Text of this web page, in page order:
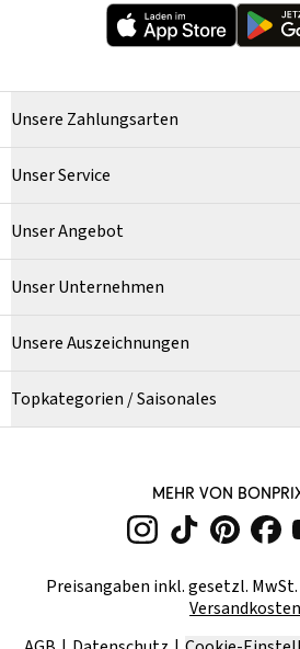
Unsere Zahlungsarten
Unser Service
Unser Angebot
Unser Unternehmen
Unsere Auszeichnungen
Topkategorien / Saisonales
MEHR VON
Preisangaben inkl. gesetzl.
Versandkosten